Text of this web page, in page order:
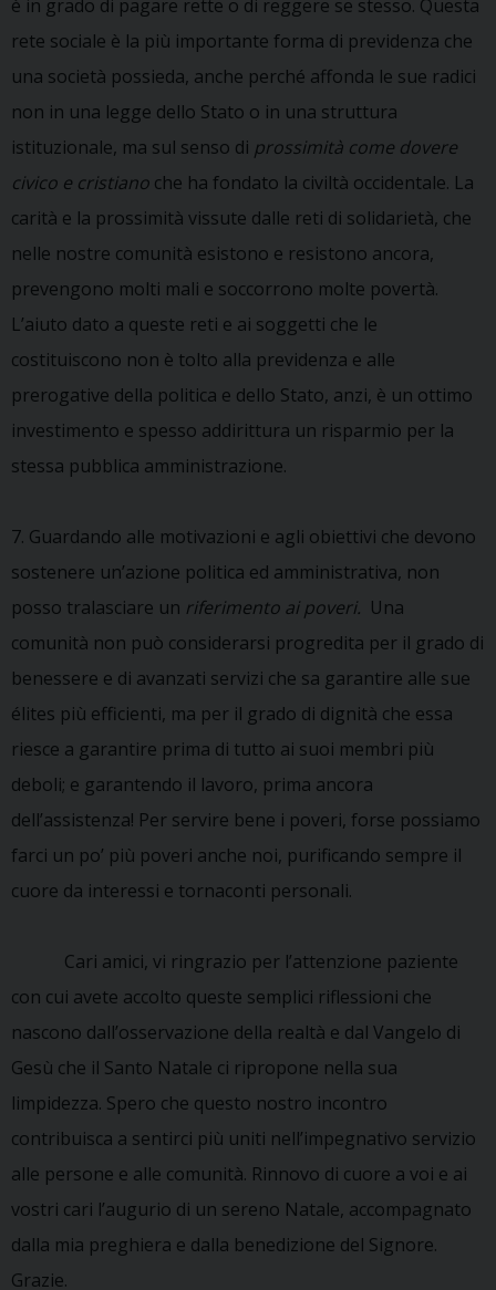
è in grado di pagare rette o di reggere se stesso. Questa
rete sociale è la più importante forma di previdenza che
una società possieda, anche perché affonda le sue radici
non in una legge dello Stato o in una struttura
istituzionale, ma sul senso di prossimità come dovere
civico e cristiano che ha fondato la civiltà occidentale. La
carità e la prossimità vissute dalle reti di solidarietà, che
nelle nostre comunità esistono e resistono ancora,
prevengono molti mali e soccorrono molte povertà.
L’aiuto dato a queste reti e ai soggetti che le
costituiscono non è tolto alla previdenza e alle
prerogative della politica e dello Stato, anzi, è un ottimo
investimento e spesso addirittura un risparmio per la
stessa pubblica amministrazione.
7. Guardando alle motivazioni e agli obiettivi che devono
sostenere un’azione politica ed amministrativa, non
posso tralasciare un riferimento ai poveri. Una
comunità non può considerarsi progredita per il grado di
benessere e di avanzati servizi che sa garantire alle sue
élites più efficienti, ma per il grado di dignità che essa
riesce a garantire prima di tutto ai suoi membri più
deboli; e garantendo il lavoro, prima ancora
dell’assistenza! Per servire bene i poveri, forse possiamo
farci un po’ più poveri anche noi, purificando sempre il
cuore da interessi e tornaconti personali.
Cari amici, vi ringrazio per l’attenzione paziente
con cui avete accolto queste semplici riflessioni che
nascono dall’osservazione della realtà e dal Vangelo di
Gesù che il Santo Natale ci ripropone nella sua
limpidezza. Spero che questo nostro incontro
contribuisca a sentirci più uniti nell’impegnativo servizio
alle persone e alle comunità. Rinnovo di cuore a voi e ai
vostri cari l’augurio di un sereno Natale, accompagnato
dalla mia preghiera e dalla benedizione del Signore.
Grazie.